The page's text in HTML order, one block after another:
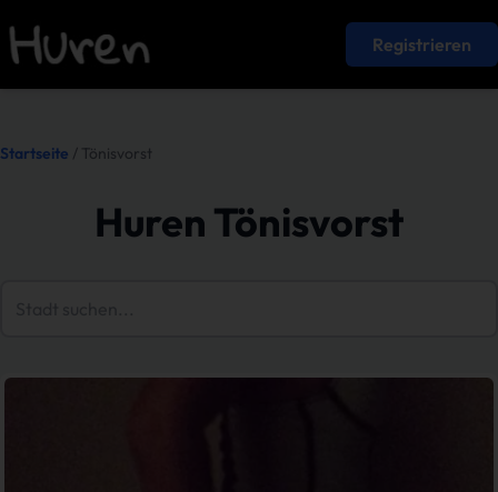
Registrieren
Startseite / Tönisvorst
Huren Tönisvorst